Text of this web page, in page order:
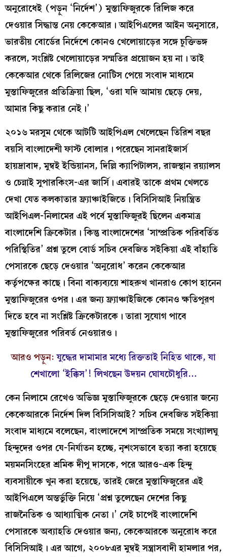
অনুরোধেই (পড়ুন ‘নির্দেশ’) মুস্তাফিজুরকে রিলিজ করে
দেওয়ার সিদ্ধান্ত নেয় কেকেআর। আইপিএলের আইন অনুসারে,
ভারতীয় বোর্ডের নির্দেশে কোনও খেলোয়াড়ের সঙ্গে চুক্তিভঙ্গ
করলে, সংশ্লিষ্ট খেলোয়াড়ের সম্মতির প্রয়োজন হয় না। তাই
কেকেআর থেকে রিলিজের নোটিস পেয়ে সংবাদ মাধ্যমে
মুস্তাফিজুরের প্রতিক্রিয়া ছিল, ‘ওরা যদি আমায় ছেড়ে দেয়,
আমার কিছু করার নেই।’
২০১৬ মরসুম থেকে আটটি আইপিএল খেলেছেন তিরিশ বছর
বয়সি বাংলাদেশী ফাস্ট বোলার। পরেছেন সানরাইজার্স
হায়দ্রাবাদ, মুম্বই ইন্ডিয়ানস, দিল্লি ক্যাপিটালস, রাজস্থান রয়্যালস
ও চেন্নাই সুপারকিংস-এর জার্সি। এবারই তাকে প্রথম খেলতে
দেখা যেত কলকাতার ফ্র্যাঞ্চাইজিতে। বিসিসিআই নিয়ন্ত্রিত
আইপিএল-নিলামের এই পর্বে মুস্তাফিজুরই ছিলেন একমাত্র
বাংলাদেশি ক্রিকেটার। কিন্তু বাংলাদেশের ‘সাম্প্রতিক পরিবর্তিত
পরিস্থিতির’ প্রশ্ন তুলে বোর্ড সচিব দেবজিত সইকিয়া এই বাঁহাতি
পেসারকে ছেড়ে দেওয়ার ‘অনুরোধ’ করেন কেকেআর
কর্তৃপক্ষের কাছে। বিনা বাক্যব্যয়ে শাহরুখ খানরাও কোপ হানেন
মুস্তাফিজুরের ওপর। এর জন্য ফ্র্যাঞ্চাইজিকে কোনও ক্ষতিপূরণ
দিতে হবে না সংশ্লিষ্ট ক্রিকেটারকে। তারা সুযোগ পাবে
মুস্তাফিজুরের পরিবর্ত নেওয়ারও।
আরও পড়ুন:যুদ্ধের দামামার মধ্যে রিক্ততাই নিহিত থাকে, যা
শেখালো ‘ইক্কিস’! লিখছেন উদয়ন ঘোষচৌধুরি…
কেন নিলামে রেখেও অভিজ্ঞ মুস্তাফিজুরকে ছেড়ে দেওয়ার জন্যে
কেকেআরকে নির্দেশ দিল বিসিসিআই? সচিব দেবজিত সইকিয়া
সংবাদ মাধ্যমে বলেছেন, বাংলাদেশে সাম্প্রতিক সময়ে সংখ্যালঘু
হিন্দুদের ওপর যে-নির্যাতন হচ্ছে, নৃশংসভাবে হত্যা করা হয়েছে
ময়মনসিংহের শ্রমিক দীপু দাসকে, পরে আরও-এক হিন্দু
ব্যবসায়ীকে খুন করা হয়েছে, তারই জেরে মুস্তাফিজুরের এই
আইপিএলে অন্তর্ভুক্তি নিয়ে ‘প্রশ্ন তুলেছেন দেশের কিছু
রাজনৈতিক ও আধ্যাত্মিক নেতা।’ সেই চাপেই বাংলাদেশি
পেসারকে অব্যাহতি দেওয়ার জন্য, কেকেআরকে অনুরোধ করে
বিসিসিআই। এর আগে, ২০০৮এর মুম্বই সন্ত্রাসবাদী হামলার পর,